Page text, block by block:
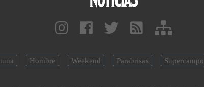
Hombre Weekend Parabrisas Supercampo